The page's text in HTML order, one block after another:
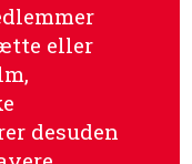
eller
desuden